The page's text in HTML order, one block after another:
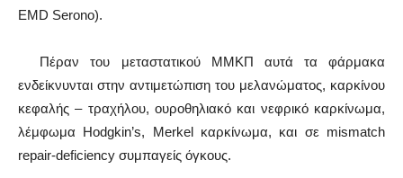
EMD Serono).
Πέραν του μεταστατικού ΜΜΚΠ αυτά τα φάρμακα
ενδείκνυνται στην αντιμετώπιση του μελανώματος, καρκίνου
κεφαλής – τραχήλου, ουροθηλιακό και νεφρικό καρκίνωμα,
λέμφωμα Hodgkin’s, Merkel καρκίνωμα, και σε mismatch
repair-deficiency συμπαγείς όγκους.